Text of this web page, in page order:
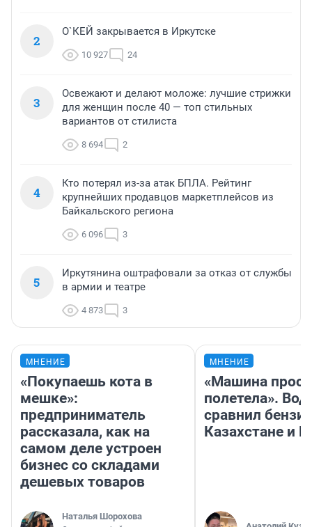
2
О`КЕЙ закрывается в Иркутске
10 927 24
3
Освежают и делают моложе: лучшие стрижки
для женщин после 40 — топ стильных
вариантов от стилиста
8 694 2
4
Кто потерял из-за атак БПЛА. Рейтинг
крупнейших продавцов маркетплейсов из
Байкальского региона
6 096 3
5
Иркутянина оштрафовали за отказ от службы
в армии и театре
4 873 3
МНЕНИЕ
«Покупаешь кота в
мешке»:
предприниматель
рассказала, как на
самом деле устроен
бизнес со складами
дешевых товаров
Наталья Шорохова
МНЕНИЕ
«Машина
полетела».
сравнил
Казахстане и